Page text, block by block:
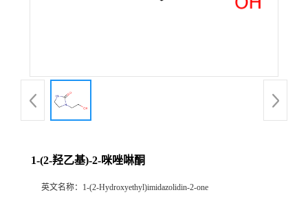
1-(2-羟乙基)-2-咪唑啉酮
英文名称： 1-(2-Hydroxyethyl)imidazolidin-2-one